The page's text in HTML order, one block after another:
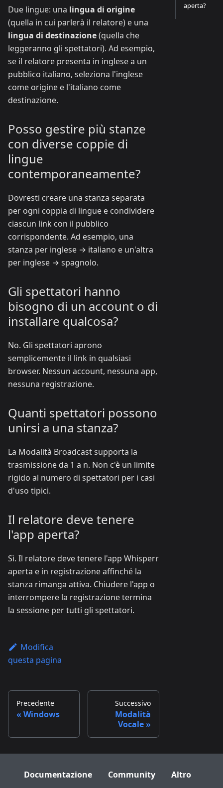
Due lingue: una lingua di origine
(quella in cui parlerà il relatore) e una
lingua di destinazione(quella che
leggeranno gli spettatori). Ad esempio,
se il relatore presenta in inglese a un
pubblico italiano, seleziona l'inglese
come origine e l'italiano come
destinazione.
Posso gestire più stanze
con diverse coppie di
lingue
contemporaneamente?
Dovresti creare una stanza separata
per ogni coppia di lingue e condividere
ciascun link con il pubblico
corrispondente. Ad esempio, una
stanza per inglese → italiano e un'altra
per inglese → spagnolo.
Gli spettatori hanno
bisogno di un account o di
installare qualcosa?
No. Gli spettatori aprono
semplicemente il link in qualsiasi
browser. Nessun account, nessuna app,
nessuna registrazione.
Quanti spettatori possono
unirsi a una stanza?
La Modalità Broadcast supporta la
trasmissione da 1 a n. Non c'è un limite
rigido al numero di spettatori per i casi
d'uso tipici.
Il relatore deve tenere
l'app aperta?
Sì. Il relatore deve tenere l'app Whisperr
aperta e in registrazione affinché la
stanza rimanga attiva. Chiudere l'app o
interrompere la registrazione termina
la sessione per tutti gli spettatori.
Modifica
questa pagina
Precedente
Windows
Successivo
Modalità
Vocale
aperta?
Documentazione Community Altro